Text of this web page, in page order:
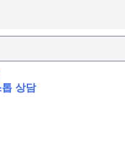
톱 상담